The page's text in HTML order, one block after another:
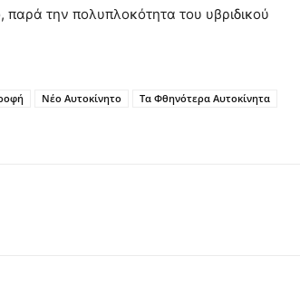
παρά την πολυπλοκότητα του υβριδικού
Νέο Αυτοκίνητο
Τα Φθηνότερα Αυτοκίνητα